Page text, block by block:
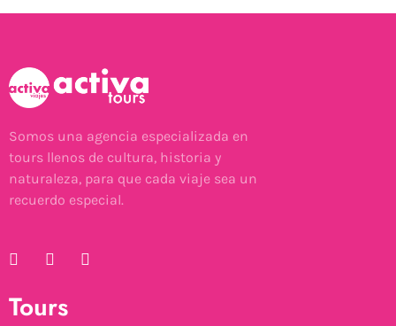
Somos una agencia especializada en
tours llenos de cultura, historia y
naturaleza, para que cada viaje sea un
recuerdo especial.
Tours